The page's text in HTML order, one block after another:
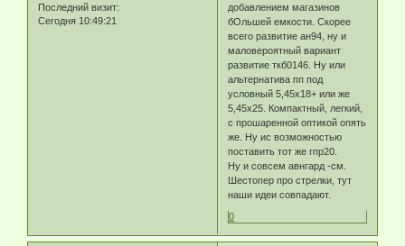
Последний визит:
Сегодня 10:49:21
добавлением магазинов
бОльшей емкости. Скорее
всего развитие ан94, ну и
маловероятный вариант
развитие ткб0146. Ну или
альтернатива пп под
условный 5,45х18+ или же
5,45х25. Компактный, легкий,
с прошаренной оптикой опять
же. Ну ис возможностью
поставить тот же гпр20.
Ну и совсем авнгард -см.
Шестопер про стрелки, тут
наши идеи совпадают.
0